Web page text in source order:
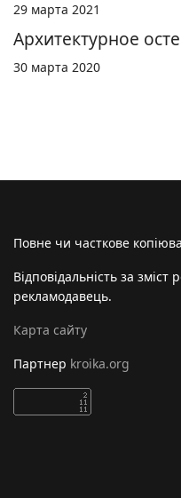
29 марта 2021
Архитектурное
30 марта 2020
Повне чи часткове
Відповідальність за
рекламодавець.
Карта сайту
Партнер kroika.org